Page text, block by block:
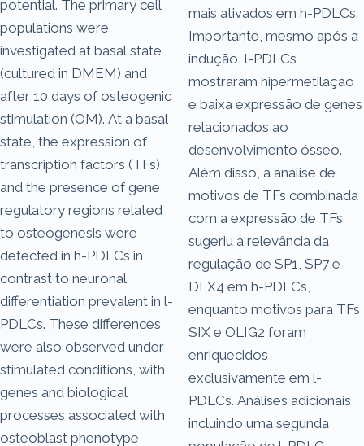
potential. The primary cell
populations were
investigated at basal state
(cultured in DMEM) and
after 10 days of osteogenic
stimulation (OM). At a basal
state, the expression of
transcription factors (TFs)
and the presence of gene
regulatory regions related
to osteogenesis were
detected in h-PDLCs in
contrast to neuronal
differentiation prevalent in l-
PDLCs. These differences
were also observed under
stimulated conditions, with
genes and biological
processes associated with
osteoblast phenotype
mais ativados em h-PDLCs.
Importante, mesmo após a
indução, l-PDLCs
mostraram hipermetilação
e baixa expressão de genes
relacionados ao
desenvolvimento ósseo.
Além disso, a análise de
motivos de TFs combinada
com a expressão de TFs
sugeriu a relevância da
regulação de SP1, SP7 e
DLX4 em h-PDLCs,
enquanto motivos para TFs
SIX e OLIG2 foram
enriquecidos
exclusivamente em l-
PDLCs. Análises adicionais
incluindo uma segunda